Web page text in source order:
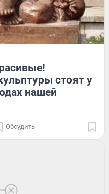
стоят у
нашей
Обсудить